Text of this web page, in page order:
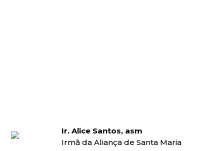
Ir. Alice Santos, asm
Irmã da Aliança de Santa Maria